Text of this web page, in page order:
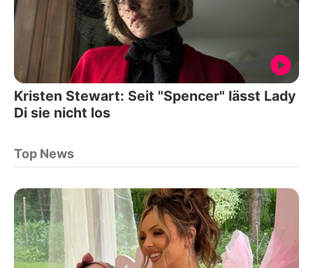
Kristen Stewart: Seit "Spencer" lässt Lady
Di sie nicht los
Top News